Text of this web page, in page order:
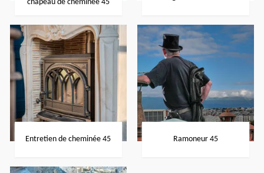
chapeau de cheminée 45
Entretien de cheminée 45 Ramoneur 45